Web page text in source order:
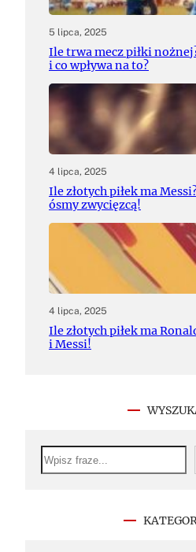
5 lipca, 2025
Ile trwa mecz piłki
i co wpływa na to?
4 lipca, 2025
Ile złotych piłek ma
ósmy zwycięzcą!
4 lipca, 2025
Ile złotych piłek ma
i Messi!
S
e
a